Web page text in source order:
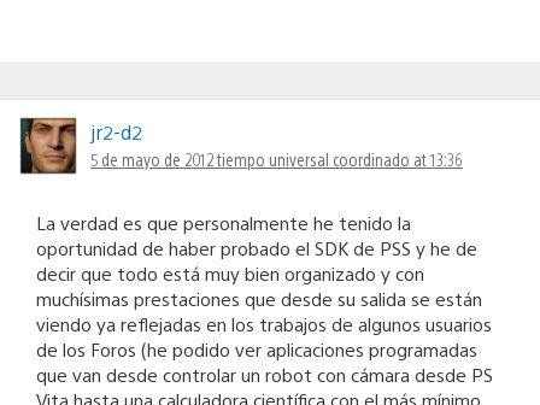
jr2-d2
5 de mayo de 2012 tiempo universal coordinado at 13:36
La verdad es que personalmente he tenido la
oportunidad de haber probado el SDK de PSS y he de
decir que todo está muy bien organizado y con
muchísimas prestaciones que desde su salida se están
viendo ya reflejadas en los trabajos de algunos usuarios
de los Foros (he podido ver aplicaciones programadas
que van desde controlar un robot con cámara desde PS
Vita hasta una calculadora científica con el más mínimo